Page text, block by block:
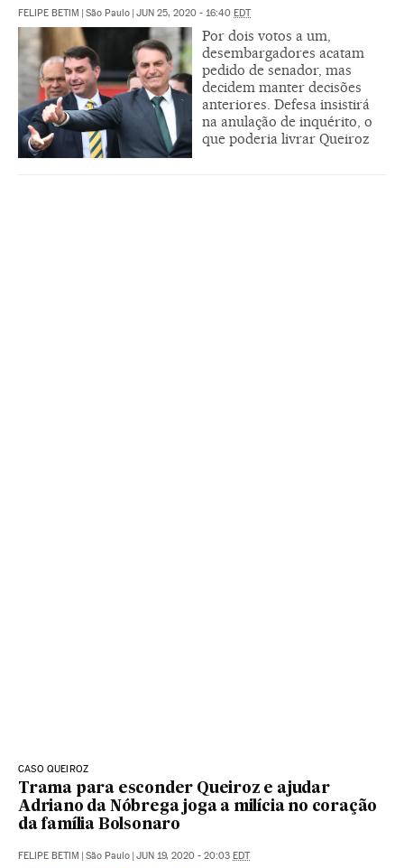
FELIPE BETIM | São Paulo | JUN 25, 2020 - 16:40 EDT
Por dois votos a um,
desembargadores acatam
pedido de senador, mas
decidem manter decisões
anteriores. Defesa insistirá
na anulação de inquérito, o
que poderia livrar Queiroz
CASO QUEIROZ
Trama para esconder Queiroz e ajudar
Adriano da Nóbrega joga a milícia no coração
da família Bolsonaro
FELIPE BETIM | São Paulo | JUN 19, 2020 - 20:03 EDT